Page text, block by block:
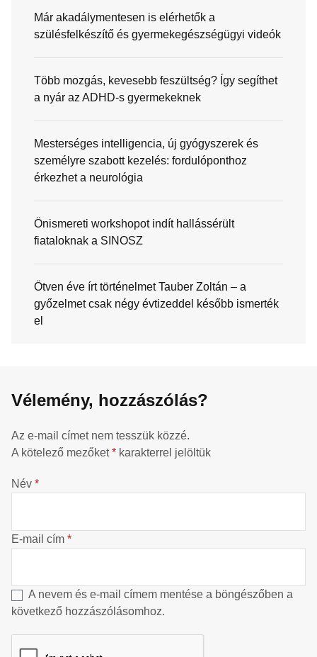
Már akadálymentesen is elérhetők a
szülésfelkészítő és gyermekegészségügyi videók
Több mozgás, kevesebb feszültség? Így segíthet
a nyár az ADHD-s gyermekeknek
Mesterséges intelligencia, új gyógyszerek és
személyre szabott kezelés: fordulóponthoz
érkezhet a neurológia
Önismereti workshopot indít hallássérült
fiataloknak a SINOSZ
Ötven éve írt történelmet Tauber Zoltán – a
győzelmet csak négy évtizeddel később ismerték
el
Vélemény, hozzászólás?
Az e-mail címet nem tesszük közzé.
A kötelező mezőket* karakterrel jelöltük
Név *
E-mail cím *
A nevem és e-mail címem mentése a böngészőben a
következő hozzászólásomhoz.